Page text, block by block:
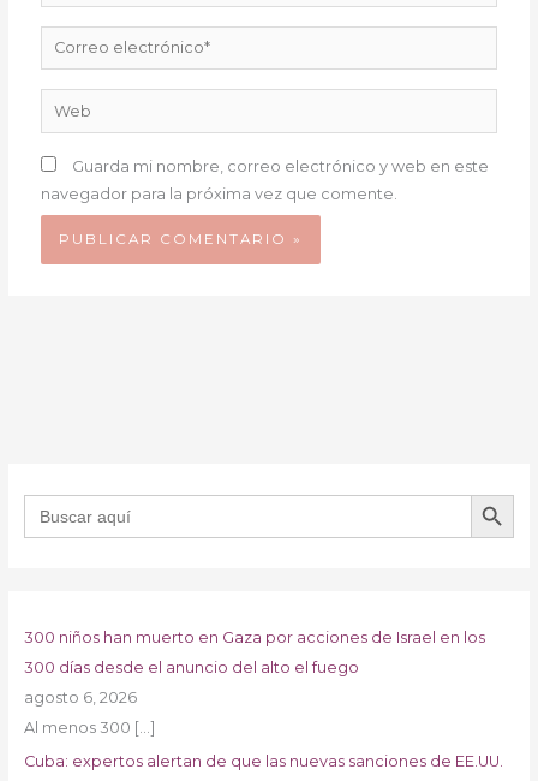
Correo
electrónico*
Web
Guarda mi nombre, correo electrónico y web en este
navegador para la próxima vez que comente.
Buscar: BOTÓN DE
300 niños han muerto en Gaza por acciones de Israel en los
300 días desde el anuncio del alto el fuego
agosto 6, 2026
Al menos 300 […]
Cuba: expertos alertan de que las nuevas sanciones de EE.UU.